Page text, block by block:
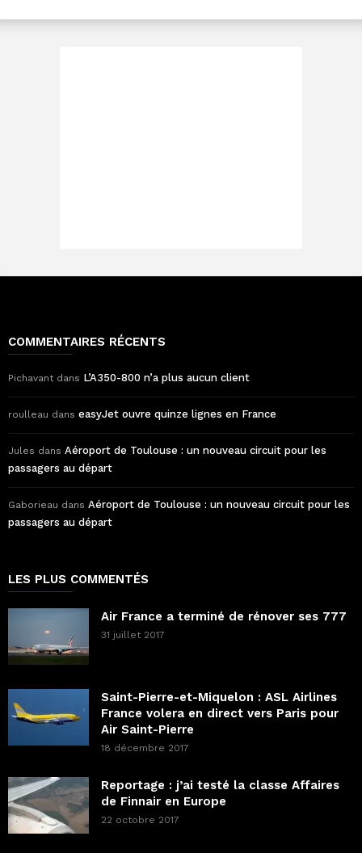
COMMENTAIRES RÉCENTS
Pichavant dans L’A350-800 n’a plus aucun client
roulleau dans easyJet ouvre quinze lignes en France
Jules dans Aéroport de Toulouse : un nouveau circuit pour les
passagers au départ
Gaborieau dans Aéroport de Toulouse : un nouveau circuit pour les
passagers au départ
LES PLUS COMMENTÉS
Air France a terminé de rénover ses 777
31 juillet 2017
Saint-Pierre-et-Miquelon : ASL Airlines
France volera en direct vers Paris pour
Air Saint-Pierre
18 décembre 2017
Reportage : j’ai testé la classe Affaires
de Finnair en Europe
22 octobre 2017